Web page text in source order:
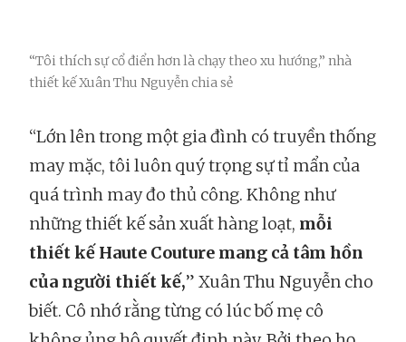
“Tôi thích sự cổ điển hơn là chạy theo xu hướng,” nhà
thiết kế Xuân Thu Nguyễn chia sẻ
“Lớn lên trong một gia đình có truyền thống
may mặc, tôi luôn quý trọng sự tỉ mẩn của
quá trình may đo thủ công. Không như
những thiết kế sản xuất hàng loạt, mỗi
thiết kế Haute Couture mang cả tâm hồn
của người thiết kế,” Xuân Thu Nguyễn cho
biết. Cô nhớ rằng từng có lúc bố mẹ cô